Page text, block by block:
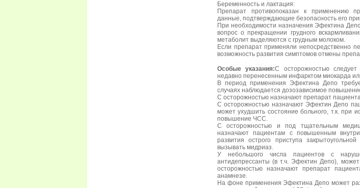
Беременность и лактация:
Препарат противопоказан к применению
данные, подтверждающие безопасность его
При необходимости назначения Эфектина
вопрос о прекращении грудного
метаболит выделяются с грудным молоком.
Если препарат применяли непосредственно
возможность развития симптомов отмены
Особые указания:С осторожностью
недавно перенесенным инфарктом миокарда
В период применения Эфектина Депо
случаях наблюдается дозозависимое
С осторожностью назначают препарат
С осторожностью назначают Эфектин Депо
может ухудшить состояние больного, т.к. при
повышение ЧСС.
С осторожностью и под тщательным
назначают пациентам с повышенным
развития острого приступа
вызывать мидриаз.
У небольшого числа пациентов с
антидепрессанты (в т.ч. Эфектин Депо),
осторожностью назначают препарат
анамнезе.
На фоне применения Эфектина Депо может